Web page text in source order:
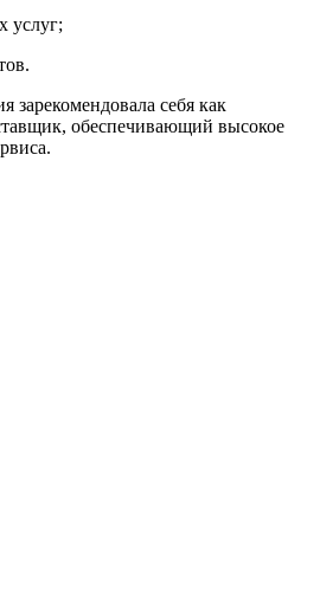
услуг;
зарекомендовала себя как
обеспечивающий высокое